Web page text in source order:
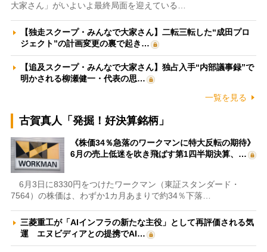
大家さん」がいよいよ最終局面を迎えている…
【独走スクープ・みんなで大家さん】二転三転した“成田プロ
ジェクト”の計画変更の裏で起き…
【追及スクープ・みんなで大家さん】独占入手“内部議事録”で
明かされる柳瀬健一・代表の思…
一覧を見る
古賀真人「発掘！好決算銘柄」
《株価34％急落のワークマンに特大反転の期待》
6月の売上低迷を吹き飛ばす第1四半期決算、…
6月3日に8330円をつけたワークマン（東証スタンダード・
7564）の株価は、わずか1カ月あまりで約34％下落…
三菱重工が「AIインフラの新たな主役」として再評価される気
運 エヌビディアとの提携でAI…